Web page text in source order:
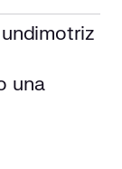
una